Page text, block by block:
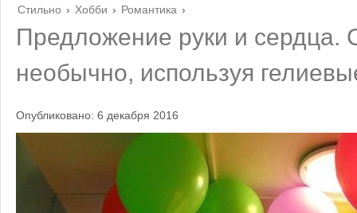
Стильно › Хобби › Романтика ›
Предложение руки и сердца.
необычно, используя
Опубликовано: 6 декабря 2016